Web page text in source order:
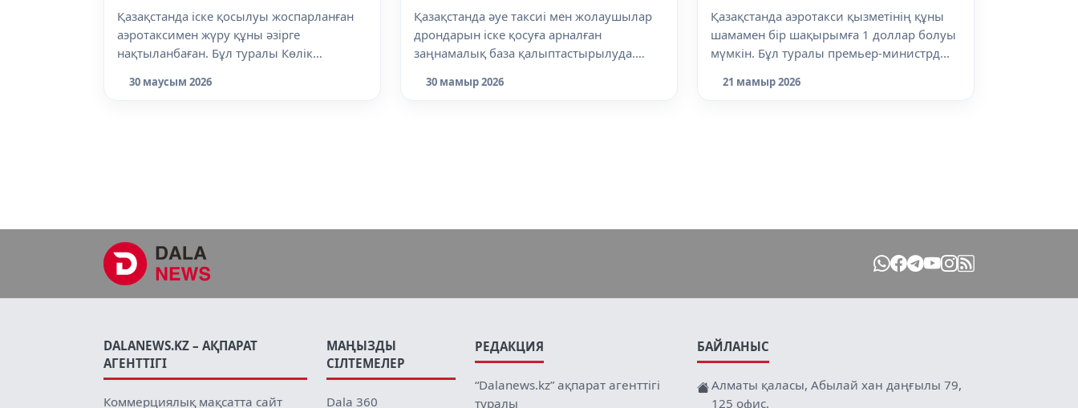
Қазақстанда іске қосылуы жоспарланған
аэротаксимен жүру құны әзірге
нақтыланбаған. Бұл туралы Көлік
30 маусым 2026
Қазақстанда әуе таксиі мен жолаушылар
дрондарын іске қосуға арналған
заңнамалық база қалыптастырылуда.
30 мамыр 2026
Қазақстанда аэротакси қызметінің құны
шамамен бір шақырымға 1 доллар болуы
мүмкін. Бұл туралы премьер-министрд...
21 мамыр 2026
DALANEWS.KZ – АҚПАРАТ
АГЕНТТІГІ
Коммерциялық мақсатта сайт
МАҢЫЗДЫ
СІЛТЕМЕЛЕР
Dala 360
РЕДАКЦИЯ
“Dalanews.kz” ақпарат агенттігі
туралы
БАЙЛАНЫС
Алматы қаласы, Абылай хан даңғылы 79,
125 офис.